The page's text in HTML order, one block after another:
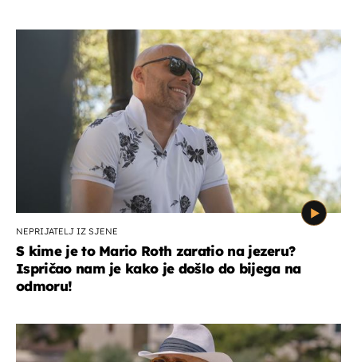
NEPRIJATELJ IZ SJENE
S kime je to Mario Roth zaratio na jezeru?
Ispričao nam je kako je došlo do bijega na
odmoru!